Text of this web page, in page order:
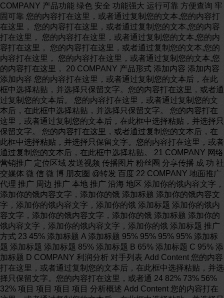
COMPANY 产品功能 绿色 安全 功能强大 运行可靠 方便查询 牢
固可靠 您的内容打在这里，或者通过复制您的文本,您的内容打
在这里， 您的内容打在这里，或者通过复制您的文本,您的内容
打在这里， 您的内容打在这里，或者通过复制您的文本,您的内
容打在这里， 您的内容打在这里，或者通过复制您的文本,您的
内容打在这里， 您的内容打在这里，或者通过复制您的文本,您
的内容打在这里， 20 COMPANY 产品形式 添加内容 添加内容
添加内容 您的内容打在这里，或者通过复制您的文本后，在此
框中选择粘贴，并选择只保留文字。您的内容打在这里，或者通
过复制您的文本后。 您的内容打在这里，或者通过复制您的文
本后，在此框中选择粘贴，并选择只保留文字。 您的内容打在
这里，或者通过复制您的文本后，在此框中选择粘贴，并选择只
保留文字。 您的内容打在这里，或者通过复制您的文本后，在
此框中选择粘贴，并选择只保留文字。您的内容打在这里，或者
通过复制您的文本后，在此框中选择粘贴。 21 COMPANY 网络
营销推广 定位区域 发送视频 传播图片 粉丝圈 分享传播 成 功 社
交媒体 微 信 微 博 朋友圈 @转发 百度 22 COMPANY 地面推广
代理 推广 周边 推广 本地 推广 沿海 地区 添加你的饿内容文字，
添加你的饿内容文字，添加你的饿 添加标题 添加你的饿内容文
字，添加你的饿内容文字，添加你的饿 添加标题 添加你的饿内
容文字，添加你的饿内容文字，添加你的饿 添加标题 添加你的
饿内容文字，添加你的饿内容文字，添加你的饿 添加标题 推广
方式 23 45% 添加标题 A 添加标题 95% 95% 95% 95% 添加标
题 添加标题 添加标题 85% 添加标题 B 65% 添加标题 C 95% 添
加标题 D COMPANY 利润分析 对手列表 Add Content 您的内容
打在这里，或者通过复制您的文本后，在此框中选择粘贴，并选
择只保留文字。您的内容打在这里，或者通 24 82% 73% 56%
32% 项目 项目 项目 项目 分析概述 Add Content 您的内容打在